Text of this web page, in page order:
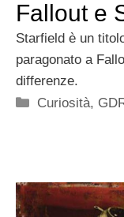
Fallout e
Starfield è un
paragonato a
differenze.
Categorie
Curiosità,